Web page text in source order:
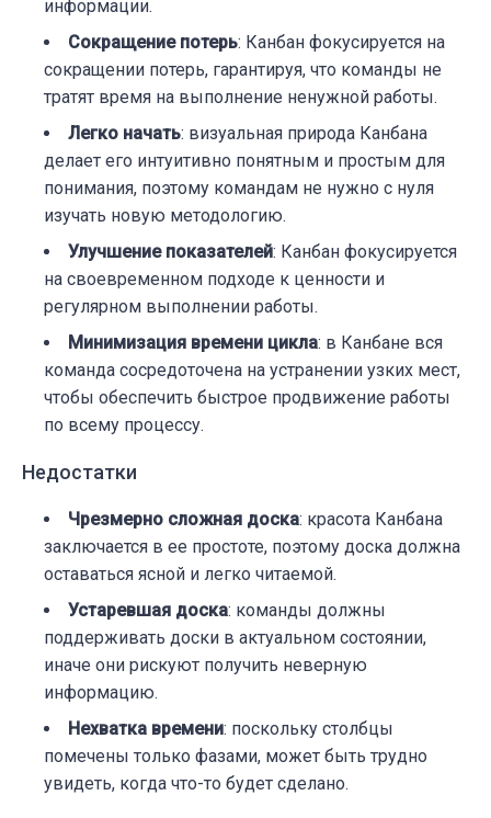
информации.
Сокращение потерь: Канбан фокусируется на
сокращении потерь, гарантируя, что команды не
тратят время на выполнение ненужной работы.
Легко начать: визуальная природа Канбана
делает его интуитивно понятным и простым для
понимания, поэтому командам не нужно с нуля
изучать новую методологию.
Улучшение показателей: Канбан фокусируется
на своевременном подходе к ценности и
регулярном выполнении работы.
Минимизация времени цикла: в Канбане вся
команда сосредоточена на устранении узких мест,
чтобы обеспечить быстрое продвижение работы
по всему процессу.
Недостатки
Чрезмерно сложная доска: красота Канбана
заключается в ее простоте, поэтому доска должна
оставаться ясной и легко читаемой.
Устаревшая доска: команды должны
поддерживать доски в актуальном состоянии,
иначе они рискуют получить неверную
информацию.
Нехватка времени: поскольку столбцы
помечены только фазами, может быть трудно
увидеть, когда что-то будет сделано.